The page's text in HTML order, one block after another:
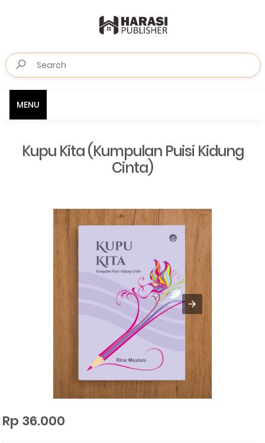
MENU
Kupu Kita (Kumpulan Puisi Kidung
Cinta)
Rp 36.000